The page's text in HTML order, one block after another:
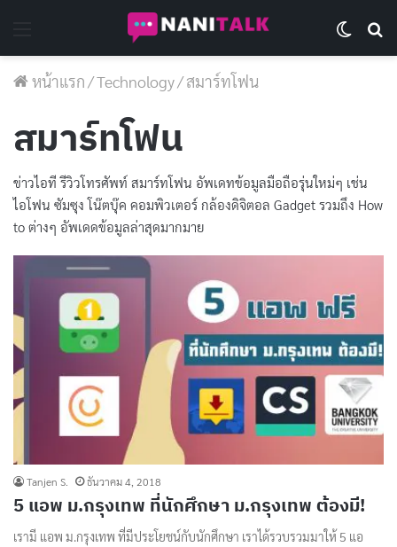
หน้าแรก/Technology/สมาร์ทโฟน
สมาร์ทโฟน
ข่าวไอที รีวิวโทรศัพท์ สมาร์ทโฟน อัพเดทข้อมูลมือถือรุ่นใหม่ๆ เช่น
ไอโฟน ซัมซุง โน๊ตบุ๊ค คอมพิวเตอร์ กล้องดิจิตอล Gadget รวมถึง How
to ต่างๆ อัพเดดข้อมูลล่าสุดมากมาย
Tanjen S. ธันวาคม 4, 2018
5 แอพ ม.กรุงเทพ ที่นักศึกษา ม.กรุงเทพ ต้องมี!
เรามี แอพ ม.กรุงเทพ ที่มีประโยชน์กับนักศึกษา เราได้รวบรวมมาให้ 5 แอ